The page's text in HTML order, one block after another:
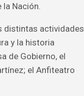
Nación.
distintas actividades
y la historia
de Gobierno, el
el Anfiteatro